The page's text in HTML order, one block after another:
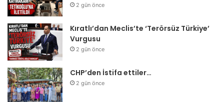
2 gün önce
Kıratlı’dan Meclis’te ‘Terörsüz Türkiye’
Vurgusu
2 gün önce
CHP’den İstifa ettiler…
2 gün önce